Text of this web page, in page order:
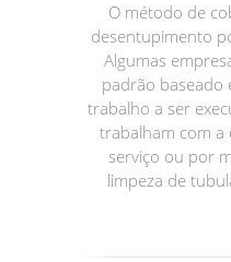
O método de
desentupimento
Algumas
padrão baseado
trabalho a ser
trabalham com
serviço ou por
limpeza de